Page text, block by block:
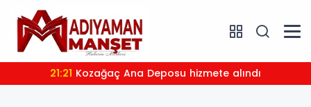
21:21 Kozağaç Ana Deposu hizmete alındı